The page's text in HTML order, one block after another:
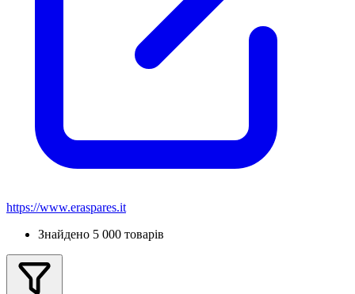
https://www.eraspares.it
Знайдено 5 000 товарів